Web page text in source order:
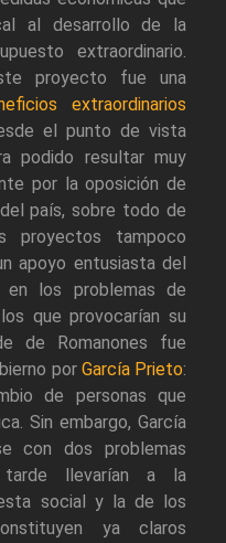
al desarrollo de la
extraordinario.
proyecto fue una
extraordinarios
el punto de vista
podido resultar muy
por la oposición de
país, sobre todo de
proyectos tampoco
apoyo entusiasta del
los problemas de
que provocarían su
de Romanones fue
por García Prieto:
de personas que
Sin embargo, García
con dos problemas
tarde llevarían a la
social y la de los
ya claros